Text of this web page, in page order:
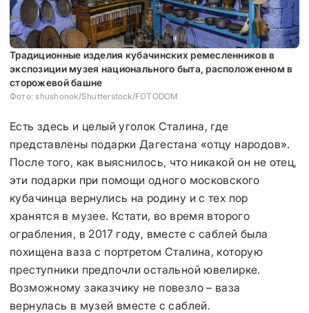
Традиционные изделия кубачинских ремесленников в
экспозиции музея национального быта, расположенном в
сторожевой башне
Фото: shushonok/Shutterstock/FOTODOM
Есть здесь и целый уголок Сталина, где
представлены подарки Дагестана «отцу народов».
После того, как выяснилось, что никакой он не отец,
эти подарки при помощи одного московского
кубачинца вернулись на родину и с тех пор
хранятся в музее. Кстати, во время второго
ограбления, в 2017 году, вместе с саблей была
похищена ваза с портретом Сталина, которую
преступники предпочли остальной ювелирке.
Возможному заказчику не повезло – ваза
вернулась в музей вместе с саблей.